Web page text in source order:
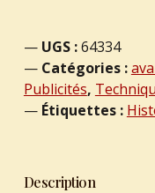
UGS :64334
Catégories :
Publicités,
Étiquettes :
Description